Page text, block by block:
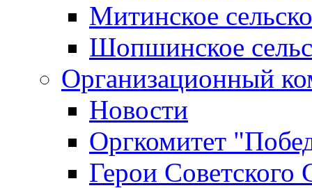
Митинское
Шопшинское
Организационный
Новости
Оргкомитет
Герои Советского